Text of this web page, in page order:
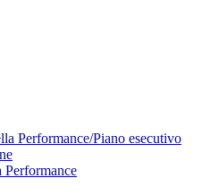
Performance/Piano esecutivo
Performance